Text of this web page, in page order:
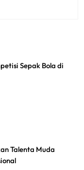
Sepak Bola di
Talenta Muda